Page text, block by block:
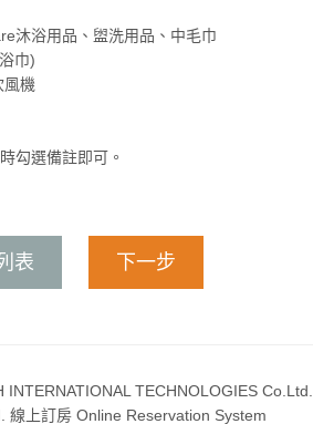
沐浴用品、盥洗用品、中毛巾
巾)
機
勾選備註即可。
表 下一步
TECHNOLOGIES Co.Ltd.
線上訂房 Online Reservation System